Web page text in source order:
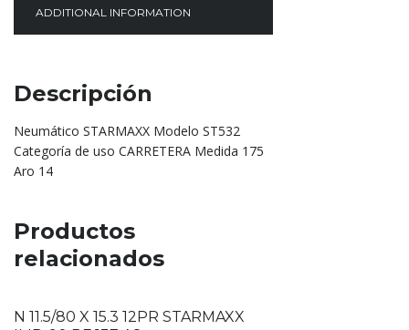
ADDITIONAL INFORMATION
Descripción
Neumático STARMAXX Modelo ST532
Categoría de uso CARRETERA Medida 175
Aro 14
Productos
relacionados
N 11.5/80 X 15.3 12PR STARMAXX